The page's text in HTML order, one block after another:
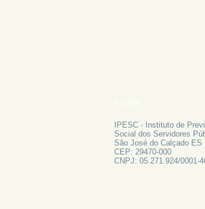
IPESC - Instituto de
Social dos Servidores
São José do Calçado ES
CEP: 29470-000
CNPJ: 05.271.924/0001-